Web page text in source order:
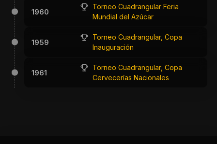
1960
Torneo Cuadrangular Feria
Mundial del Azúcar
1959
Torneo Cuadrangular, Copa
Inauguración
1961
Torneo Cuadrangular, Copa
Cervecerías Nacionales